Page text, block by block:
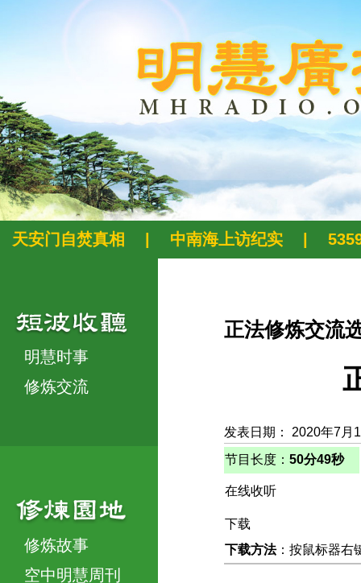
天安门自焚真相 中南海上访纪实
明慧时事
修炼交流
修炼故事
空中明慧周刊
正法修炼交流
发表日期： 2020年7月
节目长度： 50分49秒
在线收听
下载
下载方法：按鼠标器右